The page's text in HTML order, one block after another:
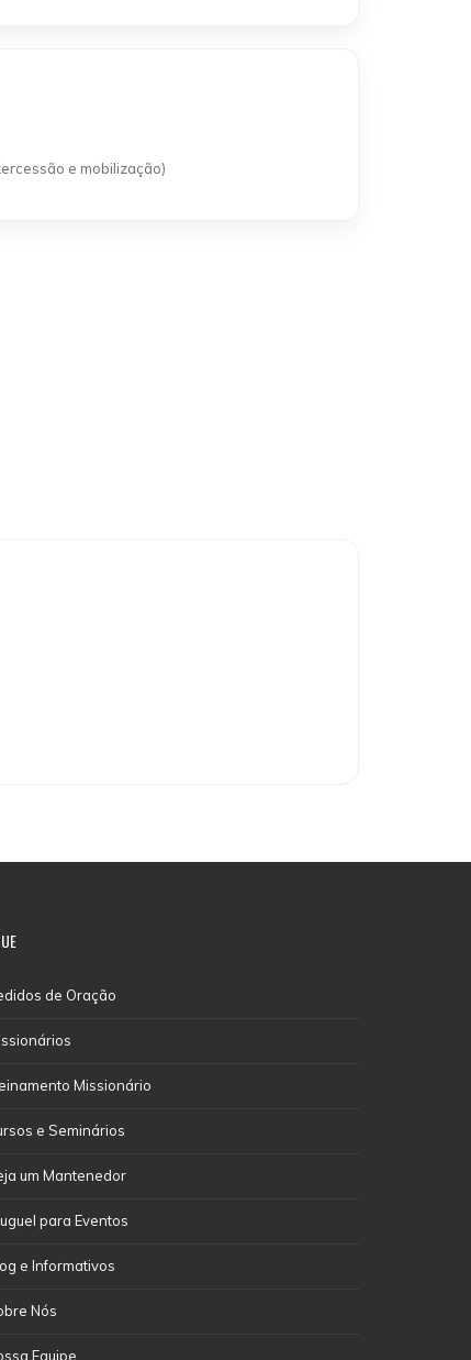
e mobilização)
de Oração
Missionário
e Seminários
um Mantenedor
para Eventos
e Informativos
Nós
Equipe